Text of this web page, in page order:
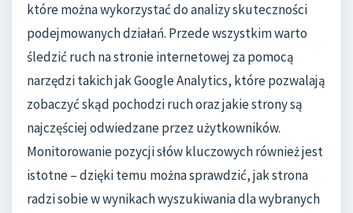
które można wykorzystać do analizy skuteczności
podejmowanych działań. Przede wszystkim warto
śledzić ruch na stronie internetowej za pomocą
narzędzi takich jak Google Analytics, które pozwalają
zobaczyć skąd pochodzi ruch oraz jakie strony są
najczęściej odwiedzane przez użytkowników.
Monitorowanie pozycji słów kluczowych również jest
istotne – dzięki temu można sprawdzić, jak strona
radzi sobie w wynikach wyszukiwania dla wybranych